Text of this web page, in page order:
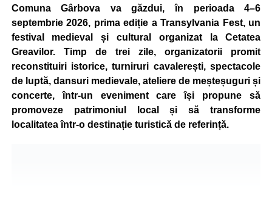
Comuna Gârbova va găzdui, în perioada 4–6
septembrie 2026, prima ediție a Transylvania Fest, un
festival medieval și cultural organizat la Cetatea
Greavilor. Timp de trei zile, organizatorii promit
reconstituiri istorice, turniruri cavalerești, spectacole
de luptă, dansuri medievale, ateliere de meșteșuguri și
concerte, într-un eveniment care își propune să
promoveze patrimoniul local și să transforme
localitatea într-o destinație turistică de referință.